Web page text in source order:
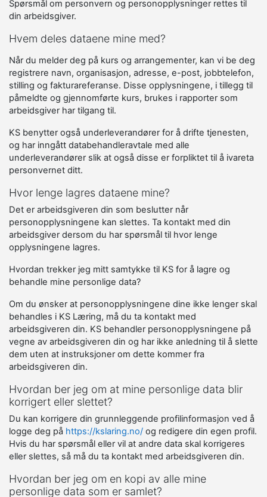
Spørsmål om personvern og personopplysninger rettes til
din arbeidsgiver.
Hvem deles dataene mine med?
Når du melder deg på kurs og arrangementer, kan vi be deg
registrere navn, organisasjon, adresse, e-post, jobbtelefon,
stilling og fakturareferanse. Disse opplysningene, i tillegg til
påmeldte og gjennomførte kurs, brukes i rapporter som
arbeidsgiver har tilgang til.
KS benytter også underleverandører for å drifte tjenesten,
og har inngått databehandleravtale med alle
underleverandører slik at også disse er forpliktet til å ivareta
personvernet ditt.
Hvor lenge lagres dataene mine?
Det er arbeidsgiveren din som beslutter når
personopplysningene kan slettes. Ta kontakt med din
arbeidsgiver dersom du har spørsmål til hvor lenge
opplysningene lagres.
Hvordan trekker jeg mitt samtykke til KS for å lagre og
behandle mine personlige data?
Om du ønsker at personopplysningene dine ikke lenger skal
behandles i KS Læring, må du ta kontakt med
arbeidsgiveren din. KS behandler personopplysningene på
vegne av arbeidsgiveren din og har ikke anledning til å slette
dem uten at instruksjoner om dette kommer fra
arbeidsgiveren din.
Hvordan ber jeg om at mine personlige data blir
korrigert eller slettet?
Du kan korrigere din grunnleggende profilinformasjon ved å
logge deg på https://kslaring.no/ og redigere din egen profil.
Hvis du har spørsmål eller vil at andre data skal korrigeres
eller slettes, så må du ta kontakt med arbeidsgiveren din.
Hvordan ber jeg om en kopi av alle mine
personlige data som er samlet?